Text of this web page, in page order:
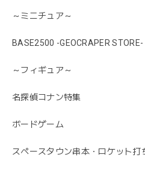
～ミニチュア～
BASE2500 -GEOCRAPER STORE-
～フィギュア～
名探偵コナン特集
ボードゲーム
スペースタウン串本・ロケット打